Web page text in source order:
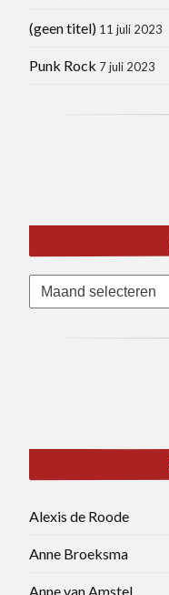
(geen titel) 11 juli 2023
Punk Rock 7 juli 2023
Archieven
Alexis de Roode
Anne Broeksma
Anne van Amstel